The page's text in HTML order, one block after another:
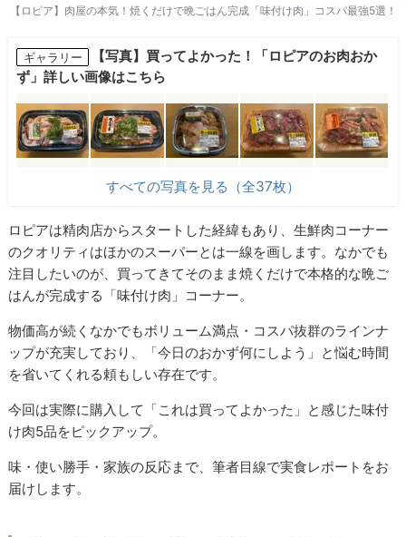
【ロピア】肉屋の本気！焼くだけで晩ごはん完成「味付け肉」コスパ最強5選！
ギャラリー
【写真】買ってよかった！「ロピアのお肉おか
ず」詳しい画像はこちら
すべての写真を見る（全37枚）
ロピアは精肉店からスタートした経緯もあり、生鮮肉コーナー
のクオリティはほかのスーパーとは一線を画します。なかでも
注目したいのが、買ってきてそのまま焼くだけで本格的な晩ご
はんが完成する「味付け肉」コーナー。
物価高が続くなかでもボリューム満点・コスパ抜群のラインナ
ップが充実しており、「今日のおかず何にしよう」と悩む時間
を省いてくれる頼もしい存在です。
今回は実際に購入して「これは買ってよかった」と感じた味付
け肉5品をピックアップ。
味・使い勝手・家族の反応まで、筆者目線で実食レポートをお
届けします。